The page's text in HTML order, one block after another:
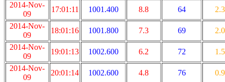
2014-Nov-
09
17:01:11 1001.400 8.8 64
2.3
2014-Nov-
09
18:01:16 1001.800 7.3 69
2.0
2014-Nov-
09
19:01:13 1002.600 6.2 72
1.5
2014-Nov-
09
20:01:14 1002.600 4.8 76
0.9